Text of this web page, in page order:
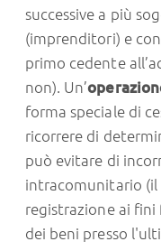
successive a più
(imprenditori) e
primo cedente
non). Un’
forma speciale di
ricorrere di
può evitare di
intracomunitario (il
registrazione ai fini
dei beni presso